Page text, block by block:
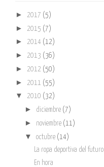
► 2017 (5)
► 2015 (7)
► 2014 (12)
► 2013 (36)
► 2012 (50)
► 2011 (55)
▼ 2010 (32)
► diciembre (7)
► noviembre (11)
▼ octubre (14)
La ropa deportiva del futuro
En hora